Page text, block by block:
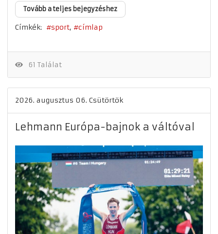
Tovább a teljes bejegyzéshez
Címkék: sport címlap
61 Találat
2026. augusztus 06. Csütörtök
Lehmann Európa-bajnok a váltóval